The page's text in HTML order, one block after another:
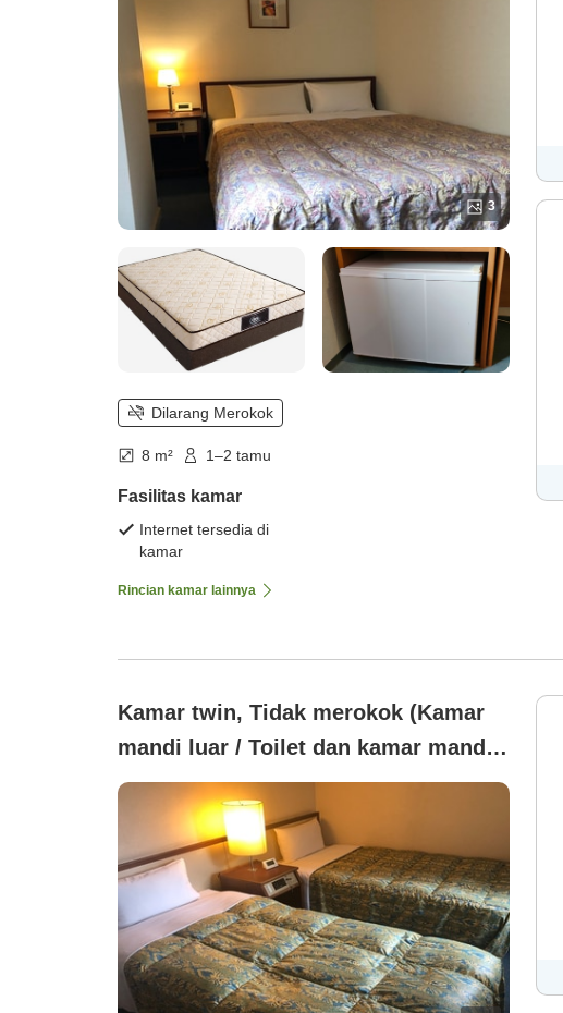
3
Dilarang Merokok
8 m² 1–2 tamu
Fasilitas kamar
Internet tersedia di
kamar
Rincian kamar lainnya
Kamar twin, Tidak merokok (Kamar
mandi luar / Toilet dan kamar mandi
bersama [9 meter persegi])